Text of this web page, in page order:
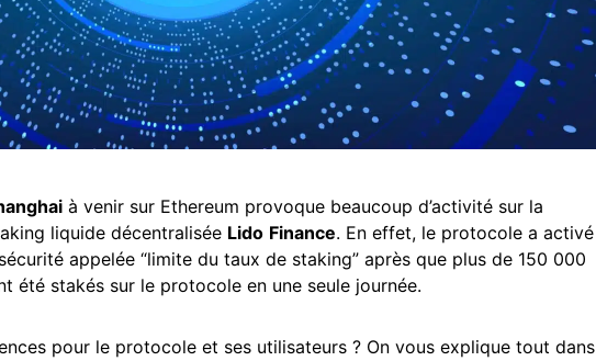
à venir sur Ethereum provoque beaucoup d’activité sur la
liquide décentralisée Lido Finance. En effet, le protocole a activé
appelée “limite du taux de staking” après que plus de 150 000
été stakés sur le protocole en une seule journée.
pour le protocole et ses utilisateurs ? On vous explique tout dans